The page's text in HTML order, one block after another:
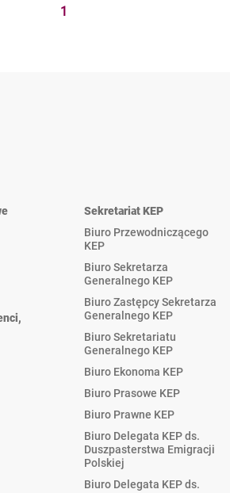
1
Sekretariat KEP
Biuro Przewodniczącego
KEP
Biuro Sekretarza
Generalnego KEP
Biuro Zastępcy Sekretarza
Generalnego KEP
Biuro Sekretariatu
Generalnego KEP
Biuro Ekonoma KEP
Biuro Prasowe KEP
Biuro Prawne KEP
Biuro Delegata KEP ds.
Duszpasterstwa Emigracji
Polskiej
Biuro Delegata KEP ds.